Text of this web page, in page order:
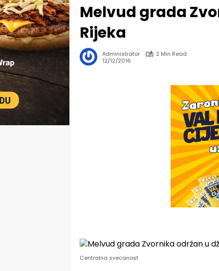
Melvud grada
Rijeka
Administrator
2 Min Read
12/12/2016
Centralna svecanost